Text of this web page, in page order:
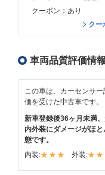
クーポン：あり
クー
車両品質評価情報
この車は、カーセンサー
価を受けた中古車です。
新車登録後36ヶ月未満
内外装にダメージがほ
態です。
内装:
外装: